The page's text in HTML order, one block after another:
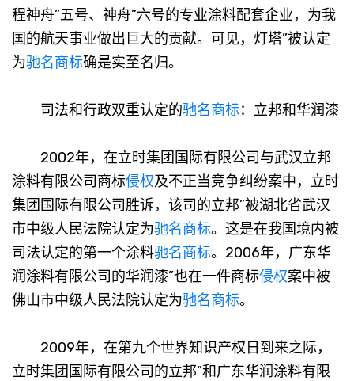
程神舟”五号、神舟”六号的专业涂料配套企业，为我
国的航天事业做出巨大的贡献。可见，灯塔”被认定
为驰名商标确是实至名归。
司法和行政双重认定的驰名商标：立邦和华润漆
2002年，在立时集团国际有限公司与武汉立邦
涂料有限公司商标侵权及不正当竞争纠纷案中，立时
集团国际有限公司胜诉，该司的立邦”被湖北省武汉
市中级人民法院认定为驰名商标。这是在我国境内被
司法认定的第一个涂料驰名商标。2006年，广东华
润涂料有限公司的华润漆”也在一件商标侵权案中被
佛山市中级人民法院认定为驰名商标。
2009年，在第九个世界知识产权日到来之际，
立时集团国际有限公司的立邦”和广东华润涂料有限